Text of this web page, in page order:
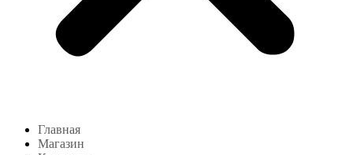
Главная
Магазин